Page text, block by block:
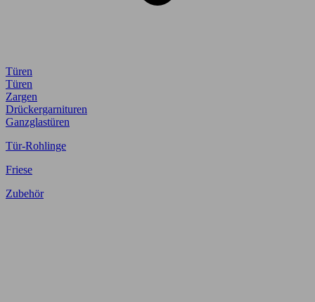
Türen
Türen
Zargen
Drückergarnituren
Ganzglastüren
Tür-Rohlinge
Friese
Zubehör